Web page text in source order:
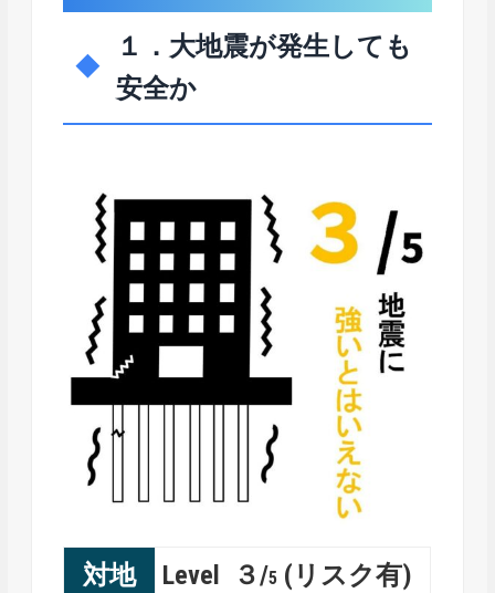
１．大地震が発生しても
安全か
対地
Level ３/5 (リスク有)